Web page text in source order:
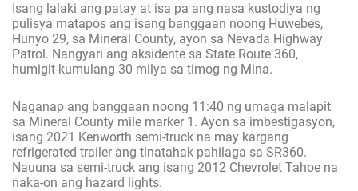
Isang lalaki ang patay at isa pa ang nasa kustodiya ng
pulisya matapos ang isang banggaan noong Huwebes,
Hunyo 29, sa Mineral County, ayon sa Nevada Highway
Patrol. Nangyari ang aksidente sa State Route 360,
humigit-kumulang 30 milya sa timog ng Mina.
Naganap ang banggaan noong 11:40 ng umaga malapit
sa Mineral County mile marker 1. Ayon sa imbestigasyon,
isang 2021 Kenworth semi-truck na may kargang
refrigerated trailer ang tinatahak pahilaga sa SR360.
Nauuna sa semi-truck ang isang 2012 Chevrolet Tahoe na
naka-on ang hazard lights.